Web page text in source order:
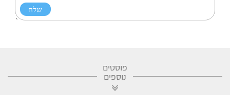
פוסטים
נוספים